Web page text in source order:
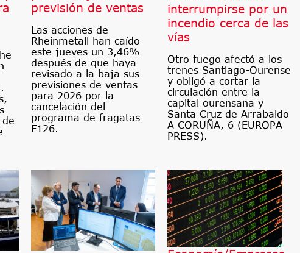
previsión de ventas
Las acciones de
Rheinmetall han caído
este jueves un 3,46%
después de que haya
revisado a la baja sus
previsiones de ventas
para 2026 por la
cancelación del
programa de fragatas
F126.
interrumpirse por un
incendio cerca de las
vías
Otro fuego afectó a los
trenes Santiago-Ourense
y obligó a cortar la
circulación entre la
capital ourensana y
Santa Cruz de Arrabaldo
A CORUÑA, 6 (EUROPA
PRESS).